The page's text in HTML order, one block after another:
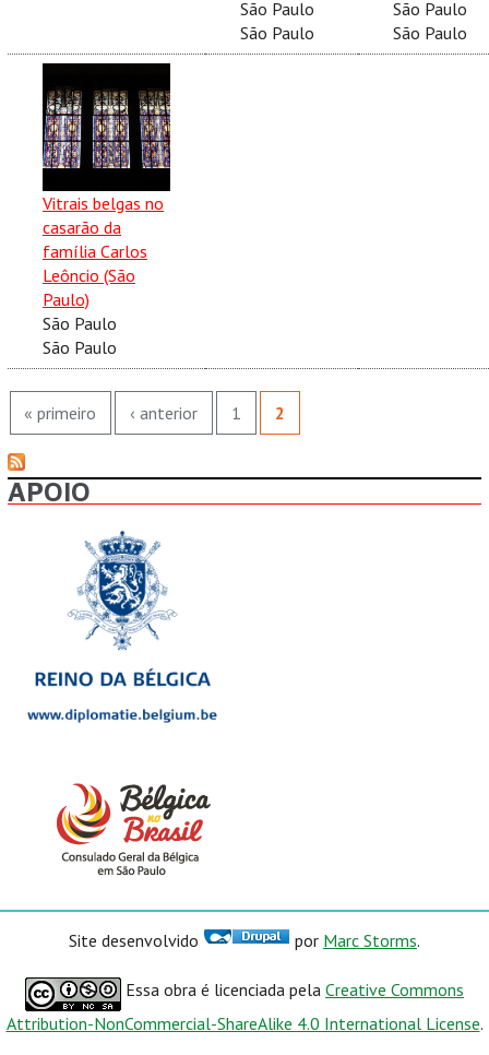
São Paulo
São Paulo
São Paulo
São Paulo
Vitrais belgas no
casarão da
família Carlos
Leôncio (São
Paulo)
São Paulo
São Paulo
PÁGINAS
« primeiro ‹ anterior 1 2
APOIO
Site desenvolvido por Marc Storms.
Essa obra é licenciada pela Creative Commons
Attribution-NonCommercial-ShareAlike 4.0 International License.